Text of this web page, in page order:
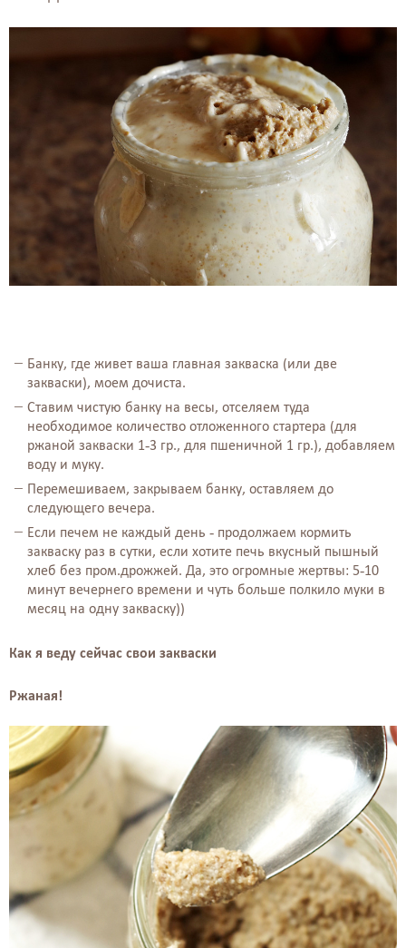
Банку, где живет ваша главная закваска (или две
закваски), моем дочиста.⠀⠀
Ставим чистую банку на весы, отселяем туда
необходимое количество отложенного стартера (для
ржаной закваски 1-3 гр., для пшеничной 1 гр.), добавляем
воду и муку.⠀⠀
Перемешиваем, закрываем банку, оставляем до
следующего вечера.
Если печем не каждый день - продолжаем кормить
закваску раз в сутки, если хотите печь вкусный пышный
хлеб без пром.дрожжей. Да, это огромные жертвы: 5-10
минут вечернего времени и чуть больше полкило муки в
месяц на одну закваску))⠀⠀
Как я веду сейчас свои закваски
Ржаная!⠀